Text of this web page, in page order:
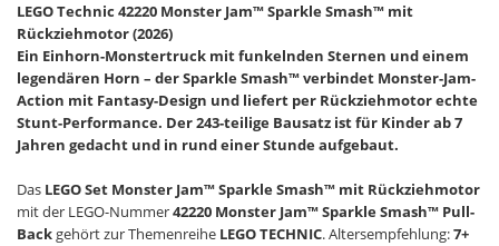
LEGO Technic 42220 Monster Jam™ Sparkle Smash™ mit
Rückziehmotor (2026)
Ein Einhorn-Monstertruck mit funkelnden Sternen und einem
legendären Horn – der Sparkle Smash™ verbindet Monster-Jam-
Action mit Fantasy-Design und liefert per Rückziehmotor echte
Stunt-Performance. Der 243-teilige Bausatz ist für Kinder ab 7
Jahren gedacht und in rund einer Stunde aufgebaut.
Das LEGO Set Monster Jam™ Sparkle Smash™ mit Rückziehmotor
mit der LEGO-Nummer42220 Monster Jam™ Sparkle Smash™ Pull-
Backgehört zur Themenreihe LEGO TECHNIC. Altersempfehlung:7+